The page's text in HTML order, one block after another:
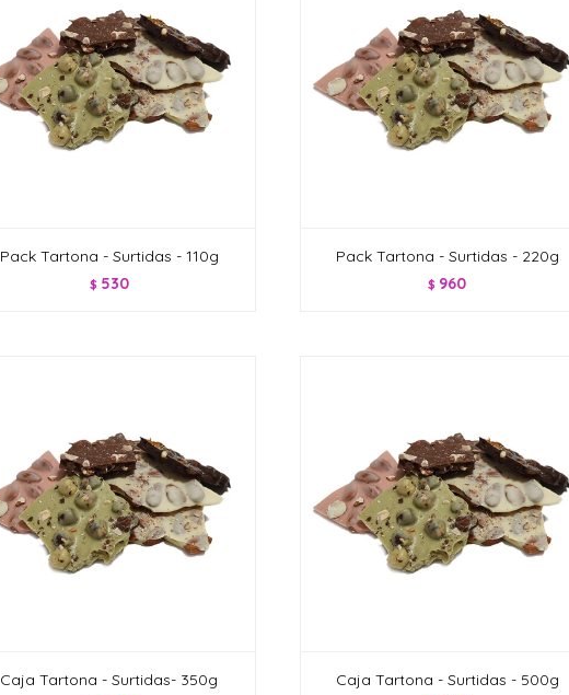
Pack Tartona - Surtidas - 110g
$ 530
Pack Tartona - Surtidas - 220g
$ 960
Caja Tartona - Surtidas- 350g Caja Tartona - Surtidas - 500g